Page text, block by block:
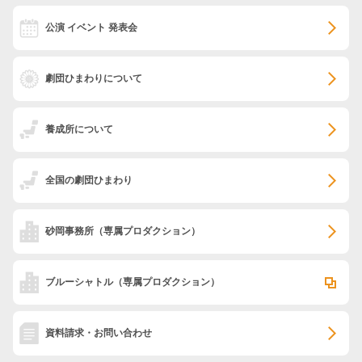
公演 イベント 発表会
劇団ひまわりについて
養成所について
全国の劇団ひまわり
砂岡事務所 （専属プロダクション）
ブルーシャトル（専属プロダクション）
資料請求・お問い合わせ